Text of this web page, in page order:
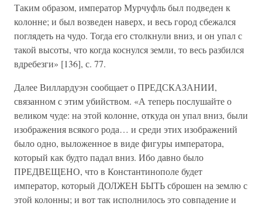
Таким образом, император Мурчуфль был подведен к
колонне; и был возведен наверх, и весь город сбежался
поглядеть на чудо. Тогда его столкнули вниз, и он упал с
такой высоты, что когда коснулся земли, то весь разбился
вдребезги» [136], с. 77.
Далее Виллардуэн сообщает о ПРЕДСКАЗАНИИ,
связанном с этим убийством. «А теперь послушайте о
великом чуде: на этой колонне, откуда он упал вниз, были
изображения всякого рода… и среди этих изображений
было одно, выложенное в виде фигуры императора,
который как будто падал вниз. Ибо давно было
ПРЕДВЕЩЕНО, что в Константинополе будет
император, который ДОЛЖЕН БЫТЬ сброшен на землю с
этой колонны; и вот так исполнилось это совпадение и